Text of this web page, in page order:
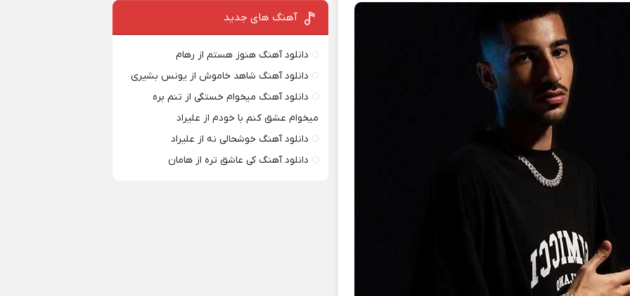
آهنگ های جدید
دانلود آهنگ هنوز هستم از رهام
دانلود آهنگ شاهد خاموش از یونس بشیری
دانلود آهنگ میخوام خستگی از تنم بره
میخوام عشق کنم با خودم از علیراد
دانلود آهنگ خوشحالی نه از علیراد
دانلود آهنگ کی عاشق تره از هامان